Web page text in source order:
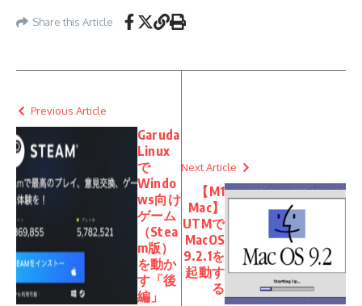
Share this Article
Previous Article
Garuda
Linux
で
Windo
ws向け
ゲーム
（Stea
m版）
を動か
す「後
編」
Next Article
【M1
Mac】
UTMで
MacOS
9.2.1を
起動す
る